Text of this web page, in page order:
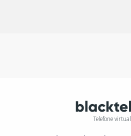
Telefone virtual